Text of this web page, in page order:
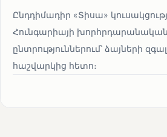
Ընդդիմադիր «Տիսա»
Հունգարիայի խորհրդարանական
ընտրություններում՝ ձայների
հաշվարկից հետո։